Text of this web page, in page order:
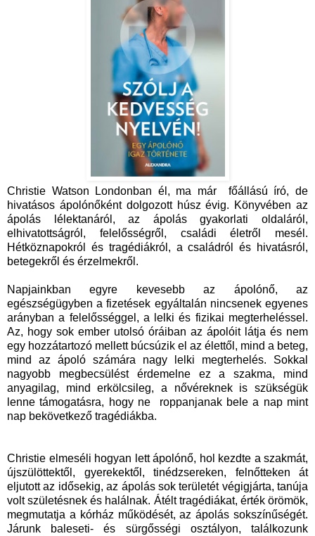
Christie Watson Londonban él, ma már főállású író, de
hivatásos ápolónőként dolgozott húsz évig. Könyvében az
ápolás lélektanáról, az ápolás gyakorlati oldaláról,
elhivatottságról, felelősségről, családi életről mesél.
Hétköznapokról és tragédiákról, a családról és hivatásról,
betegekről és érzelmekről.
Napjainkban egyre kevesebb az ápolónő, az
egészségügyben a fizetések egyáltalán nincsenek egyenes
arányban a felelősséggel, a lelki és fizikai megterheléssel.
Az, hogy sok ember utolsó óráiban az ápolóit látja és nem
egy hozzátartozó mellett búcsúzik el az élettől, mind a beteg,
mind az ápoló számára nagy lelki megterhelés. Sokkal
nagyobb megbecsülést érdemelne ez a szakma, mind
anyagilag, mind erkölcsileg, a nővéreknek is szükségük
lenne támogatásra, hogy ne roppanjanak bele a nap mint
nap bekövetkező tragédiákba.
Christie elmeséli hogyan lett ápolónő, hol kezdte a szakmát,
újszülöttektől, gyerekektől, tinédzsereken, felnőtteken át
eljutott az idősekig, az ápolás sok területét végigjárta, tanúja
volt születésnek és halálnak. Átélt tragédiákat, érték örömök,
megmutatja a kórház működését, az ápolás sokszínűségét.
Járunk baleseti- és sürgősségi osztályon, találkozunk